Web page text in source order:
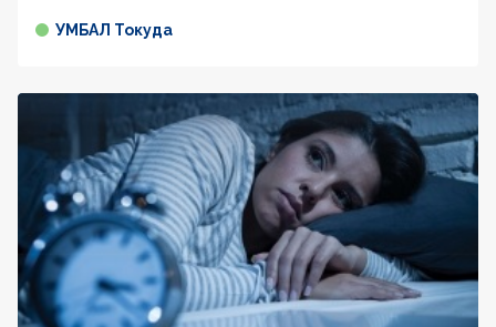
УМБАЛ Токуда